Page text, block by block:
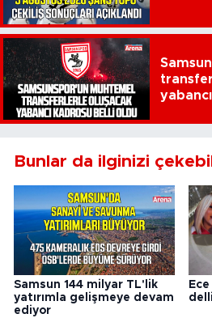
Bunlar da ilginizi
Samsun 144 milyar TL'lik
yatırımla gelişmeye devam
ediyor